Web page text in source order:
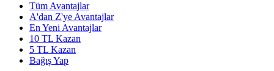
Tüm Avantajlar
A'dan Z'ye Avantajlar
En Yeni Avantajlar
10 TL Kazan
5 TL Kazan
Bağış Yap